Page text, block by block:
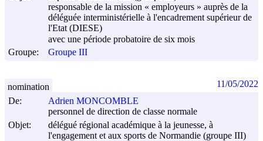
responsable de la mission « employeurs » auprès de la
déléguée interministérielle à l'encadrement supérieur de
l'Etat (DIESE)
avec une période probatoire de six mois
Groupe:
Groupe III
De:
Adrien MONCOMBLE
personnel de direction de classe normale
Objet:
délégué régional académique à la jeunesse, à
l'engagement et aux sports de Normandie (groupe III)
nomination 11/05/2022